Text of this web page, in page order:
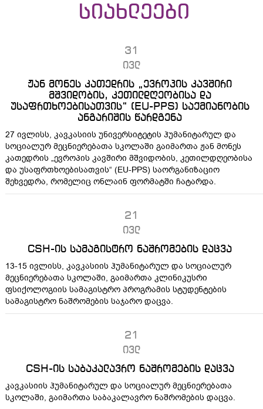
სიახლეები
31
ივლ
ჟან მონეს კათედრის „ევროპის კავშირი
მშვიდობის, კეთილდღეობისა და
უსაფრთხოებისათვის“ (EU-PPS) საქმიანობის
ანგარიშის წარდგენა
27 ივლისს, კავკასიის უნივერსიტეტის ჰუმანიტარულ და
სოციალურ მეცნიერებათა სკოლაში გაიმართა ჟან მონეს
კათედრის „ევროპის კავშირი მშვიდობის, კეთილდღეობისა
და უსაფრთხოებისათვის“ (EU-PPS) საორგანიზაციო
შეხვედრა, რომელიც ონლაინ ფორმატში ჩატარდა.
21
ივლ
CSH-ის სამაგისტრო ნაშრომების დაცვა
13-15 ივლისს, კავკასიის ჰუმანიტარულ და სოციალურ
მეცნიერებათა სკოლაში, გაიმართა კლინიკუსრი
ფსიქოლოგიის სამაგისტრო პროგრამის სტუდენტების
სამაგისტრო ნაშრომების საჯარო დაცვა.
21
ივლ
CSH-ის საბაკალავრო ნაშრომების დაცვა
კავკასიის ჰუმანიტარულ და სოციალურ მეცნიერებათა
სკოლაში, გაიმართა საბაკალავრო ნაშრომების დაცვა.